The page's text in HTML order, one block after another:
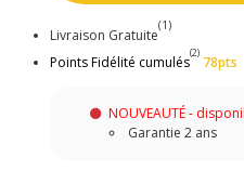
Livraison Gratuite
(1)
Points Fidélité cumulés
(2)
78pts
NOUVEAUTÉ -
Garantie 2 ans